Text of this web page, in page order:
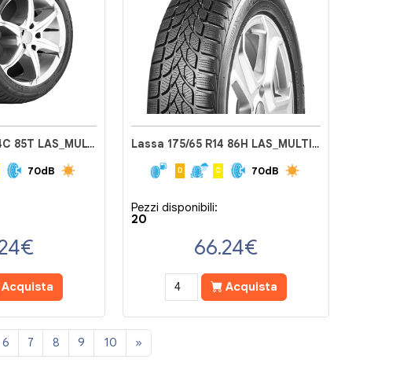
Lassa 165/70 R14C 85T LAS_MULTIWAYS2
70dB
€
Acquista
Lassa 175/65 R14 86H LAS_MULTIWAYS2
D C 70dB
Pezzi disponibili:
20
66.24€
Acquista
6 7 8 9 10 »